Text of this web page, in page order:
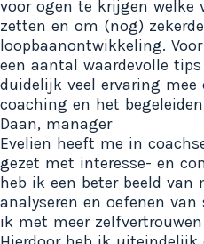
voor ogen te krijgen welke
zetten en om (nog)
loopbaanontwikkeling.
een aantal waardevolle
duidelijk veel ervaring
coaching en het
Daan, manager
Evelien heeft me in
gezet met interesse- en
heb ik een beter beeld van
analyseren en oefenen
ik met meer